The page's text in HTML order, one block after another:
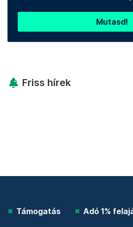
Mutasd!
Friss hírek
Támogatás Adó 1%